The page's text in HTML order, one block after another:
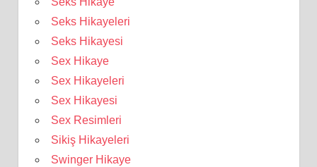
Seks Hikayeleri
Seks Hikayesi
Sex Hikaye
Sex Hikayeleri
Sex Hikayesi
Sex Resimleri
Sikiş Hikayeleri
Swinger Hikaye